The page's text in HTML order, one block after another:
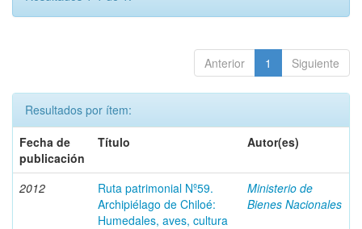
Anterior 1 Siguiente
Resultados por ítem:
Fecha de
publicación
Título Autor(es)
2012
Ruta patrimonial Nº59.
Archipiélago de Chiloé:
Humedales, aves, cultura
Ministerio de
Bienes Nacionales